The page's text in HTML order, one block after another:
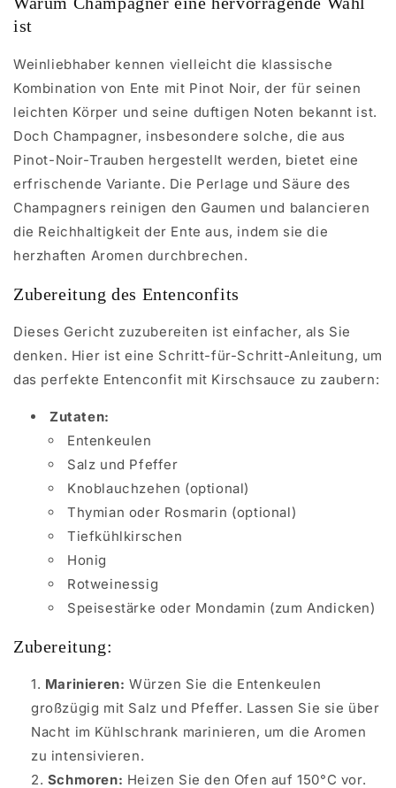
ist
Weinliebhaber kennen vielleicht die klassische
Kombination von Ente mit Pinot Noir, der für seinen
leichten Körper und seine duftigen Noten bekannt ist.
Doch Champagner, insbesondere solche, die aus
Pinot-Noir-Trauben hergestellt werden, bietet eine
erfrischende Variante. Die Perlage und Säure des
Champagners reinigen den Gaumen und balancieren
die Reichhaltigkeit der Ente aus, indem sie die
herzhaften Aromen durchbrechen.
Zubereitung des Entenconfits
Dieses Gericht zuzubereiten ist einfacher, als Sie
denken. Hier ist eine Schritt-für-Schritt-Anleitung, um
das perfekte Entenconfit mit Kirschsauce zu zaubern:
Zutaten:
Entenkeulen
Salz und Pfeffer
Knoblauchzehen (optional)
Thymian oder Rosmarin (optional)
Tiefkühlkirschen
Honig
Rotweinessig
Speisestärke oder Mondamin (zum Andicken)
Zubereitung:
Marinieren: Würzen Sie die Entenkeulen
großzügig mit Salz und Pfeffer. Lassen Sie sie über
Nacht im Kühlschrank marinieren, um die Aromen
zu intensivieren.
Schmoren: Heizen Sie den Ofen auf 150°C vor.